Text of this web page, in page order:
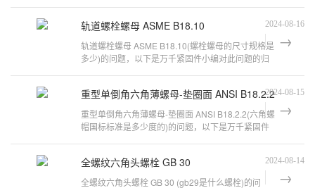
轨道螺栓螺母 ASME B18.10 2024-08-16
轨道螺栓螺母 ASME B18.10(螺栓螺母的尺寸规格是
多少)的问题，以下是万千紧固件小编对此问题的归
重型单倒角六角薄螺母-垫圈面 ANSI B18.2.22024-08-15
重型单倒角六角薄螺母-垫圈面 ANSI B18.2.2(六角螺
帽国标标准是多少度的)的问题，以下是万千紧固件
全螺纹六角头螺栓 GB 30 2024-08-14
全螺纹六角头螺栓 GB 30 (gb29是什么螺栓)的问